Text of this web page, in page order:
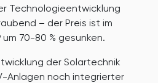
Technologieentwicklung
– der Preis ist im
70-80 % gesunken.
der Solartechnik
Anlagen noch integrierter